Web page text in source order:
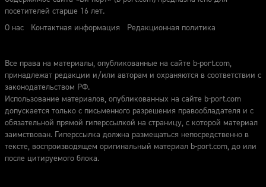
посетителей старше 16 лет.
О нас
Контактная информация Редакционная политика
Все права на материалы, опубликованные на сайте b-port.com,
принадлежат редакции и/или авторам и охраняются в соответствии с
законодательством РФ.
Использование материалов, опубликованных на сайте b-port.com
допускается только с письменного разрешения правообладателя и с
обязательной прямой гиперссылкой на страницу, с которой материал
заимствован. Гиперссылка должна размещаться непосредственно в
тексте, воспроизводящем оригинальный материал b-port.com, до или
после цитируемого блока.